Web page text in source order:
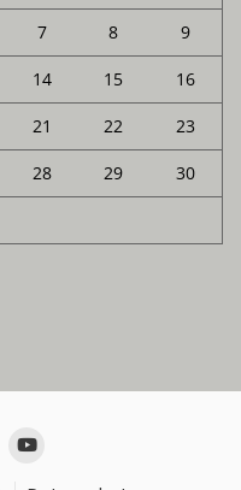
7 8 9
14 15 16
21 22 23
28 29 30